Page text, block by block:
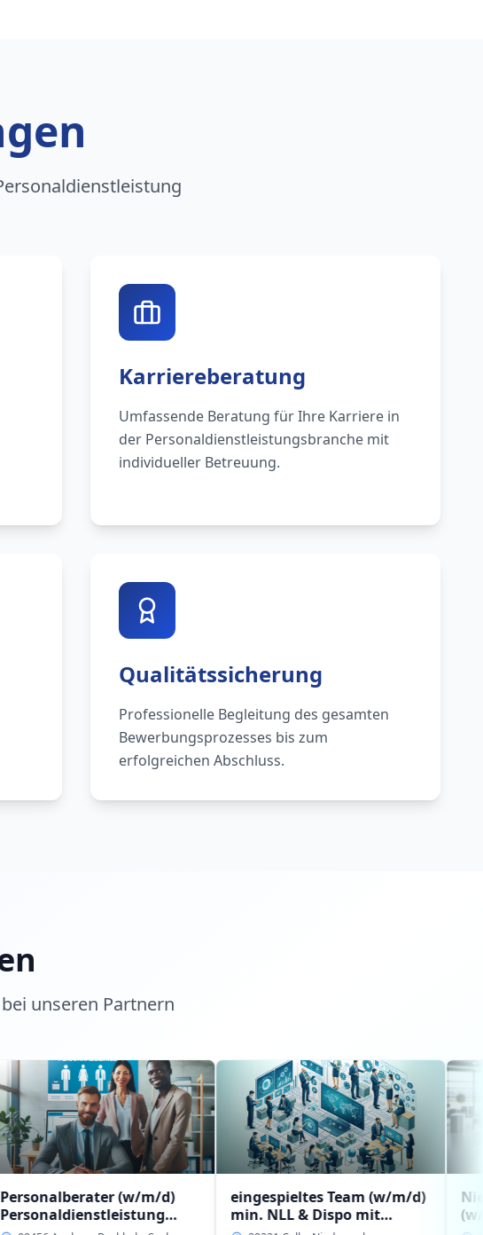
Karriereberatung
Umfassende Beratung für Ihre Karriere in
der Personaldienstleistungsbranche mit
individueller Betreuung.
Qualitätssicherung
Professionelle Begleitung des gesamten
Bewerbungsprozesses bis zum
erfolgreichen Abschluss.
unseren Partnern
(w/m/d)
eingespieltes Team (w/m/d)
min. NLL & Dispo mit
(w/m/d) mit